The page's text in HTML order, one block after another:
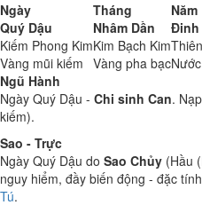
Ngày
Tháng
Năm
Quý Dậu
Nhâm Dần
Đinh
Kiếm Phong KimKim Bạch Kim
Vàng mũi kiếm Vàng pha bạc
Ngũ Hành
Ngày Quý Dậu - Chi sinh Can.
kiếm).
Sao - Trực
Ngày Quý Dậu do Sao Chủy (Hầu
nguy hiểm, đầy biến động - đặc
Tú.